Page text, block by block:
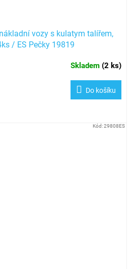
vozy s kulatym talířem,
/ ES Pečky 19819
Skladem (2 ks)
Do košíku
Kód:29808ES